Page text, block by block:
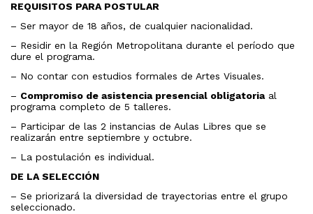
REQUISITOS PARA POSTULAR
– Ser mayor de 18 años, de cualquier nacionalidad.
– Residir en la Región Metropolitana durante el período que
dure el programa.
– No contar con estudios formales de Artes Visuales.
– Compromiso de asistencia presencial obligatoriaal
programa completo de 5 talleres.
– Participar de las 2 instancias de Aulas Libres que se
realizarán entre septiembre y octubre.
– La postulación es individual.
DE LA SELECCIÓN
– Se priorizará la diversidad de trayectorias entre el grupo
seleccionado.